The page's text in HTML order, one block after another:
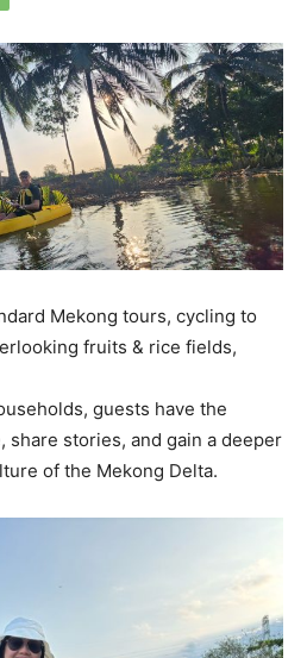
Mekong tours, cycling to
fruits & rice fields,
guests have the
stories, and gain a deeper
of the Mekong Delta.